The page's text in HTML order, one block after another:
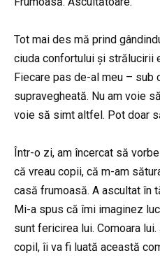
Tot mai des mă prind
ciuda confortului și strălucirii
Fiecare pas de-al meu – sub
supravegheată. Nu am voie
voie să simt altfel. Pot doar
Într-o zi, am încercat să
că vreau copii, că m-am
casă frumoasă. A ascultat în
Mi-a spus că îmi imaginez
sunt fericirea lui. Comoara
copil, îi va fi luată această